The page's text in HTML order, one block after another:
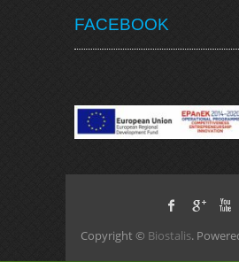
FACEBOOK
Copyright © Biostalis.